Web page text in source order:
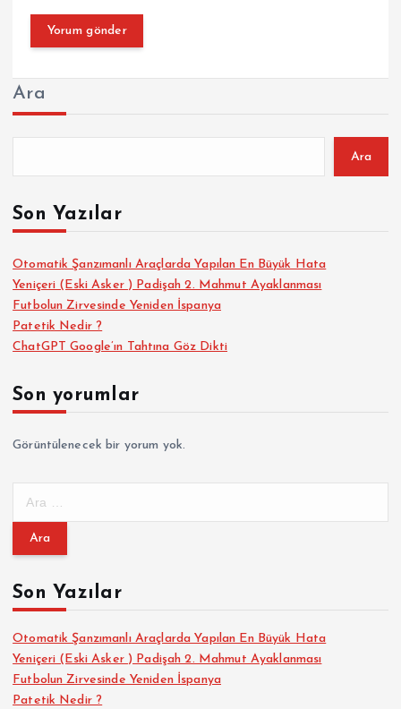
Ara
Ara
Son Yazılar
Otomatik Şanzımanlı Araçlarda Yapılan En Büyük Hata
Yeniçeri (Eski Asker ) Padişah 2. Mahmut Ayaklanması
Futbolun Zirvesinde Yeniden İspanya
Patetik Nedir ?
ChatGPT Google’ın Tahtına Göz Dikti
Son yorumlar
Görüntülenecek bir yorum yok.
m
:Son Yazılar
Otomatik Şanzımanlı Araçlarda Yapılan En Büyük Hata
Yeniçeri (Eski Asker ) Padişah 2. Mahmut Ayaklanması
Futbolun Zirvesinde Yeniden İspanya
Patetik Nedir ?